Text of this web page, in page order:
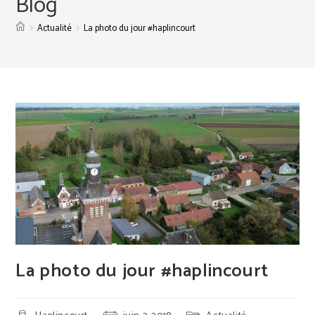
> Actualité > La photo du jour #haplincourt
La photo du jour #haplincourt